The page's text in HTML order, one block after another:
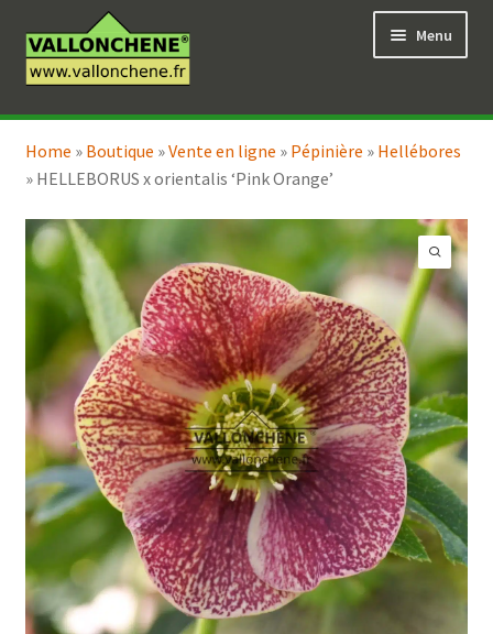
à
la
au
contenu
Menu
Vente en ligne
menu
Coaching pour le jardin
Ouvrir
enfant
Home » Boutique »Vente en ligne » Pépinière » Hellébores
» HELLEBORUS x orientalis ‘Pink Orange’